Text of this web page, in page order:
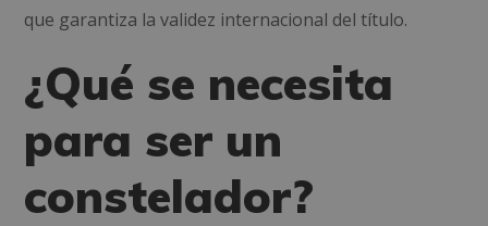
que garantiza la validez internacional del título.
¿Qué se necesita
para ser un
constelador?